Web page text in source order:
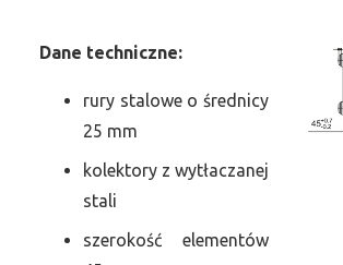
Dane techniczne:
rury stalowe o średnicy
25 mm
kolektory z wytłaczanej
stali
szerokość elementów